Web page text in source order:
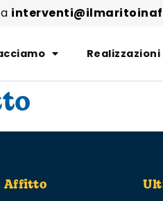
Realizzazioni
Affitto